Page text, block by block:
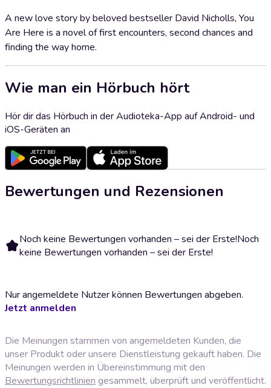
A new love story by beloved bestseller David Nicholls, You
Are Here is a novel of first encounters, second chances and
finding the way home.
Wie man ein Hörbuch hört
Hör dir das Hörbuch in der Audioteka-App auf Android- und
iOS-Geräten an
Bewertungen und Rezensionen
Noch keine Bewertungen vorhanden – sei der Erste!Noch
keine Bewertungen vorhanden – sei der Erste!
Nur angemeldete Nutzer können Bewertungen abgeben.
Jetzt anmelden
Die Meinungen stammen von angemeldeten Kunden, die
unser Produkt oder unsere Dienstleistung gekauft haben. Die
Meinungen werden in Übereinstimmung mit den
Bewertungsrichtlinien gesammelt, überprüft und veröffentlicht.